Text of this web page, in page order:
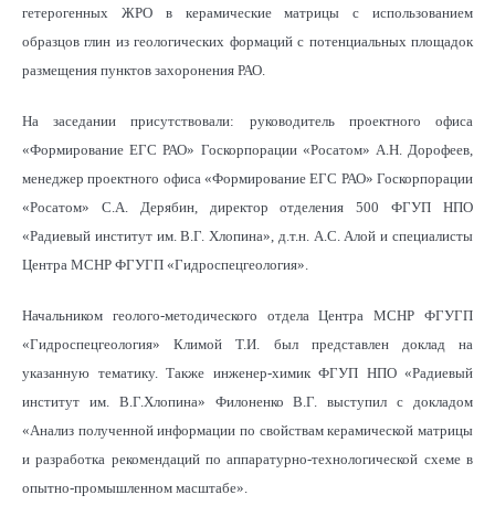
гетерогенных ЖРО в керамические матрицы с использованием
образцов глин из геологических формаций с потенциальных площадок
размещения пунктов захоронения РАО.
На заседании присутствовали: руководитель проектного офиса
«Формирование ЕГС РАО» Госкорпорации «Росатом» А.Н. Дорофеев,
менеджер проектного офиса «Формирование ЕГС РАО» Госкорпорации
«Росатом» С.А. Дерябин, директор отделения 500 ФГУП НПО
«Радиевый институт им. В.Г. Хлопина», д.т.н. А.С. Алой и специалисты
Центра МСНР ФГУГП «Гидроспецгеология».
Начальником геолого-методического отдела Центра МСНР ФГУГП
«Гидроспецгеология» Климой Т.И. был представлен доклад на
указанную тематику. Также инженер-химик ФГУП НПО «Радиевый
институт им. В.Г.Хлопина» Филоненко В.Г. выступил с докладом
«Анализ полученной информации по свойствам керамической матрицы
и разработка рекомендаций по аппаратурно-технологической схеме в
опытно-промышленном масштабе».